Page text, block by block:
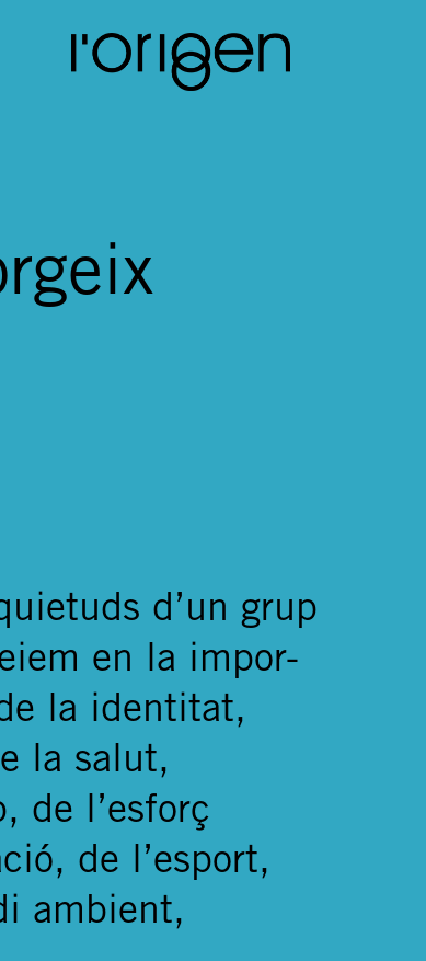
d’un grup
en la impor-
la identitat,
la salut,
de l’esforç
de l’esport,
ambient,